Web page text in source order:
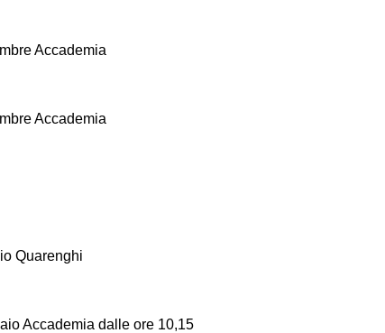
Accademia
Accademia
Quarenghi
Accademia dalle ore 10,15